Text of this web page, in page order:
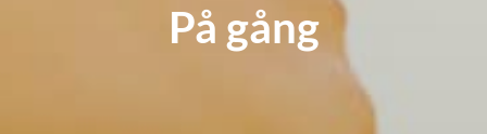
På gång